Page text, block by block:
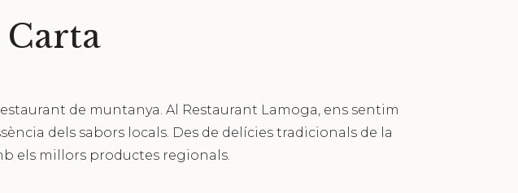
de muntanya. Al Restaurant Lamoga, ens sentim
dels sabors locals. Des de delícies tradicionals de la
els millors productes regionals.